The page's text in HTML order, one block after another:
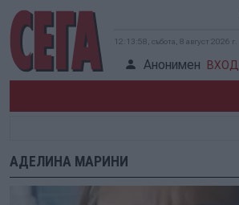
12:13:58, събота, 8 август 2026 г.
Анонимен ВХОД
АДЕЛИНА МАРИНИ